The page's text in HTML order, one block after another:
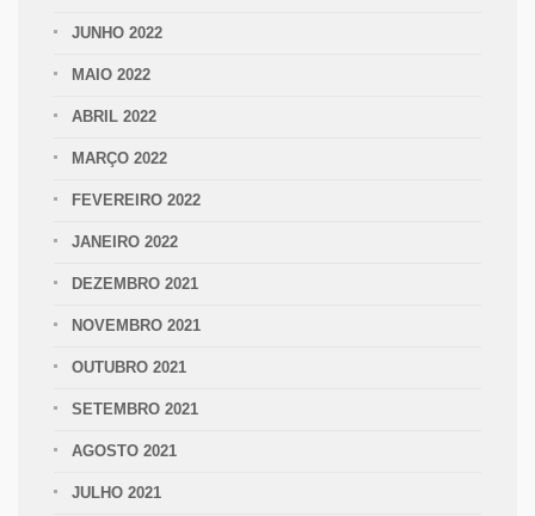
JUNHO 2022
MAIO 2022
ABRIL 2022
MARÇO 2022
FEVEREIRO 2022
JANEIRO 2022
DEZEMBRO 2021
NOVEMBRO 2021
OUTUBRO 2021
SETEMBRO 2021
AGOSTO 2021
JULHO 2021